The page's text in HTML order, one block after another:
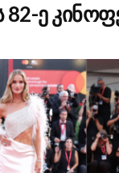
82-ე